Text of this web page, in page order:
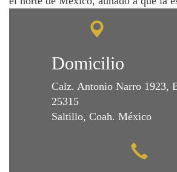
Domicilio
Calz. Antonio Narro 1923,
25315
Saltillo, Coah. México